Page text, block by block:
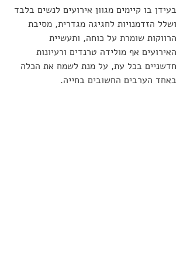
בעידן בו קיימים מגוון אירועים לנשים בלבד
ושלל הזדמנויות לחגיגה מגדרית, מסיבת
הרווקות שומרת על כוחה, ותעשיית
האירועים אף מולידה טרנדים ורעיונות
חדשניים בכל עת, על מנת לשמח את הכלה
באחד הערבים החשובים בחייה.